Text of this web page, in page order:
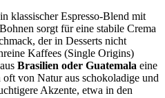
klassischer Espresso-Blend mit
sorgt für eine stabile Crema
der in Desserts nicht
Kaffees (Single Origins)
Brasilien oder Guatemala eine
von Natur aus schokoladige und
Akzente, etwa in den